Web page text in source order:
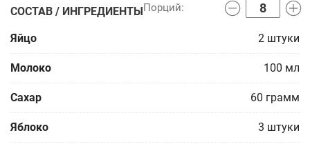
СОСТАВ / ИНГРЕДИЕНТЫ
Яйцо 2 штуки
Молоко 100 мл
Сахар 60 грамм
Яблоко 3 штуки